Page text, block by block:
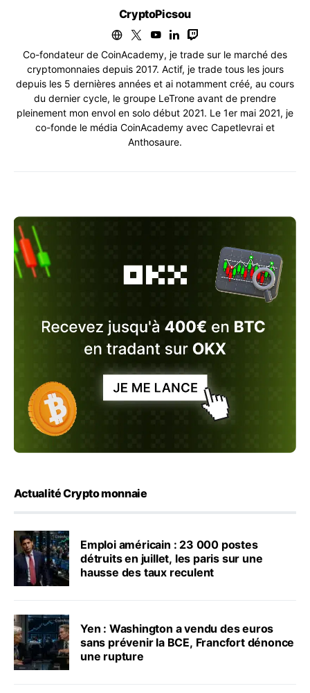
CryptoPicsou
Co-fondateur de CoinAcademy, je trade sur le marché des
cryptomonnaies depuis 2017. Actif, je trade tous les jours
depuis les 5 dernières années et ai notamment créé, au cours
du dernier cycle, le groupe LeTrone avant de prendre
pleinement mon envol en solo début 2021. Le 1er mai 2021, je
co-fonde le média CoinAcademy avec Capetlevrai et
Anthosaure.
Actualité Crypto monnaie
Emploi américain : 23 000 postes
détruits en juillet, les paris sur une
hausse des taux reculent
Yen : Washington a vendu des euros
sans prévenir la BCE, Francfort dénonce
une rupture